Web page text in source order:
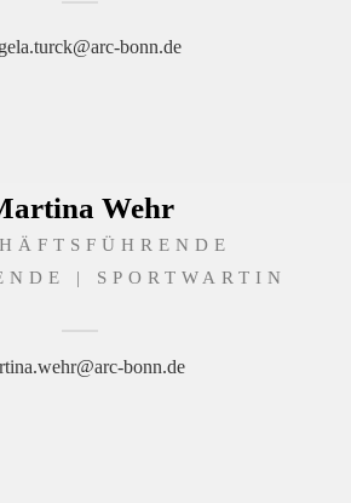
bonn.de
Wehr
| SPORTWARTIN
bonn.de